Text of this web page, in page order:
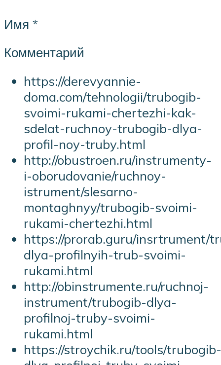
Имя *
Комментарий
https://derevyannie-
doma.com/tehnologii/trubogib-
svoimi-rukami-chertezhi-kak-
sdelat-ruchnoy-trubogib-dlya-
profil-noy-truby.html
http://obustroen.ru/instrumenty-
i-oborudovanie/ruchnoy-
istrument/slesarno-
montaghnyy/trubogib-svoimi-
rukami-chertezhi.html
https://prorab.guru/insrtrument/
dlya-profilnyih-trub-svoimi-
rukami.html
http://obinstrumente.ru/ruchnoj-
instrument/trubogib-dlya-
profilnoj-truby-svoimi-
rukami.html
https://stroychik.ru/tools/trubogib-